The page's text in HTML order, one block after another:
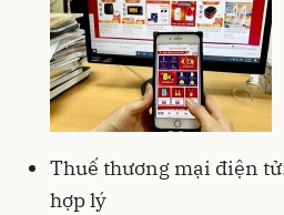
Thuế thương mại điện
hợp lý